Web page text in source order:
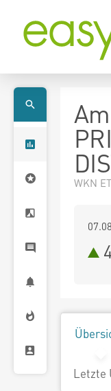
WKN
Letzte